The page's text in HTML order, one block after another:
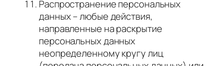
Распространение персональных
данных – любые действия,
направленные на раскрытие
персональных данных
неопределенному кругу лиц